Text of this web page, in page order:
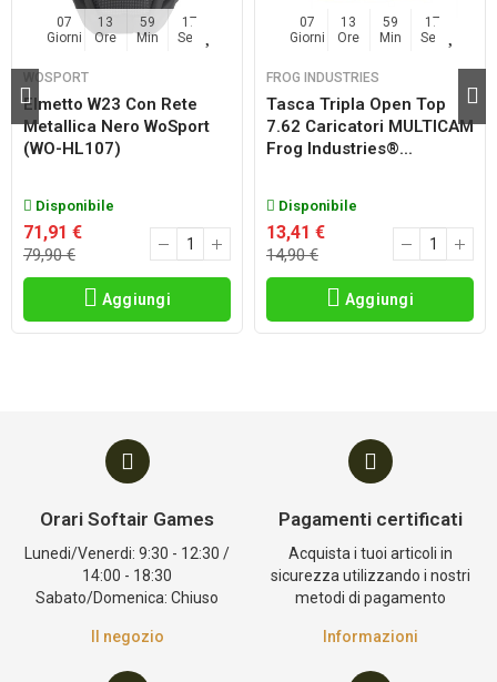
07
Giorni
13
Ore
59
Min
17
Sec
WOSPORT
Elmetto W23 Con Rete
Metallica Nero WoSport
(WO-HL107)
Disponibile
71,91 €
79,90 €
Aggiungi
07
Giorni
13
Ore
59
Min
17
Sec
FROG INDUSTRIES
Tasca Tripla Open Top
7.62 Caricatori MULTICAM
Frog Industries®...
Disponibile
13,41 €
14,90 €
Aggiungi
Orari Softair Games
Lunedi/Venerdi: 9:30 - 12:30 /
14:00 - 18:30
Sabato/Domenica: Chiuso
Il negozio
Pagamenti certificati
Acquista i tuoi articoli in
sicurezza utilizzando i nostri
metodi di pagamento
Informazioni